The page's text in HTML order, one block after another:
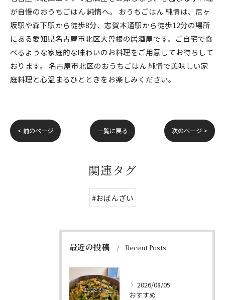
が自慢のおうちごはん 純情へ。 おうちごはん 純情は、尼ヶ
坂駅や森下駅から徒歩8分、志賀本通駅から徒歩12分の場所
にある愛知県名古屋市北区大曽根の居酒屋です。ご自宅で食
べるような家庭的な味わいのお料理をご用意してお待ちして
おります。 名古屋市北区のおうちごはん 純情で美味しい家
庭料理と心温まるひとときをお楽しみください。
< 前のページ 一覧に戻る 次のページ >
関連タグ
#おばんざい
最近の投稿 Recent Posts
2026/08/05
おすすめ